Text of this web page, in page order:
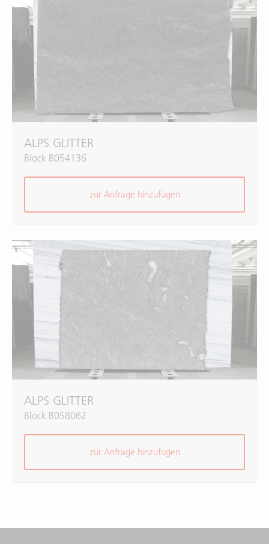
ALPS GLITTER
Block B054136
zur Anfrage hinzufügen
ALPS GLITTER
Block B058062
zur Anfrage hinzufügen